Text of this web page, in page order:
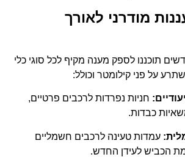
מודרני לאורך
תוכננו לספק מענה מקיף לכל סוגי כלי
על פני קילומטר וכולל:
חניות נפרדות לרכבים פרטיים,
כבדות.
עמדות טעינה לרכבים חשמליים
הכביש לעידן החדש.